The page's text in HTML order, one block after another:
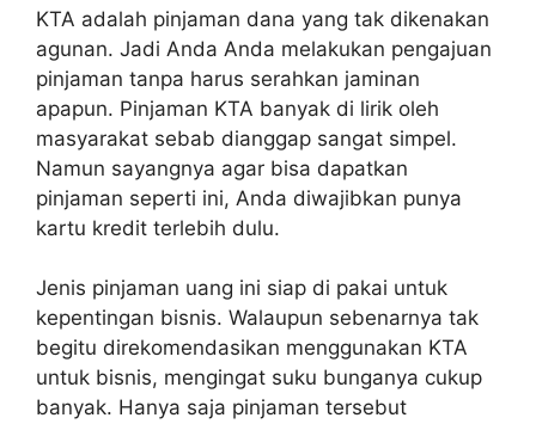
KTA adalah pinjaman dana yang tak dikenakan
agunan. Jadi Anda Anda melakukan pengajuan
pinjaman tanpa harus serahkan jaminan
apapun. Pinjaman KTA banyak di lirik oleh
masyarakat sebab dianggap sangat simpel.
Namun sayangnya agar bisa dapatkan
pinjaman seperti ini, Anda diwajibkan punya
kartu kredit terlebih dulu.
Jenis pinjaman uang ini siap di pakai untuk
kepentingan bisnis. Walaupun sebenarnya tak
begitu direkomendasikan menggunakan KTA
untuk bisnis, mengingat suku bunganya cukup
banyak. Hanya saja pinjaman tersebut